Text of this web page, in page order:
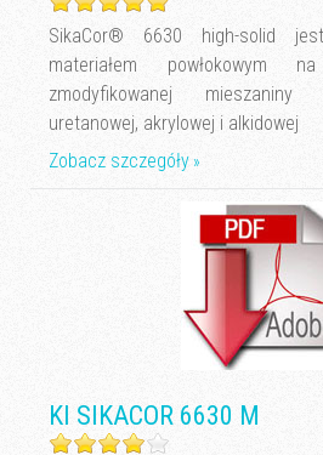
SikaCor® 6630 high-solid jest
materiałem powłokowym
zmodyfikowanej
uretanowej, akrylowej i alkidowej
Zobacz szczegóły
KI SIKACOR 6630 M